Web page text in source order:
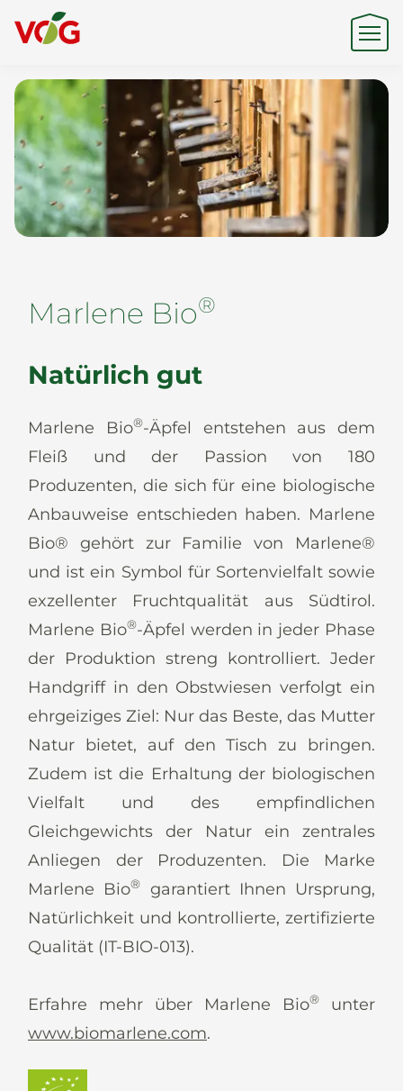
Herkunft
Expertise
News
De It En Es
Marlene Bio®
Natürlich gut
Marlene Bio®-Äpfel entstehen aus dem
Fleiß und der Passion von 180
Produzenten, die sich für eine biologische
Anbauweise entschieden haben. Marlene
Bio® gehört zur Familie von Marlene®
und ist ein Symbol für Sortenvielfalt sowie
exzellenter Fruchtqualität aus Südtirol.
Marlene Bio®-Äpfel werden in jeder Phase
der Produktion streng kontrolliert. Jeder
Handgriff in den Obstwiesen verfolgt ein
ehrgeiziges Ziel: Nur das Beste, das Mutter
Natur bietet, auf den Tisch zu bringen.
Zudem ist die Erhaltung der biologischen
Vielfalt und des empfindlichen
Gleichgewichts der Natur ein zentrales
Anliegen der Produzenten. Die Marke
Marlene Bio®
garantiert Ihnen Ursprung,
Natürlichkeit und kontrollierte, zertifizierte
Qualität (IT-BIO-013).
Erfahre mehr über Marlene Bio®
unter
www.biomarlene.com.